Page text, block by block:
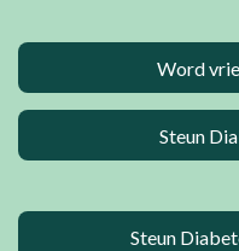
Word
Steun
Steun